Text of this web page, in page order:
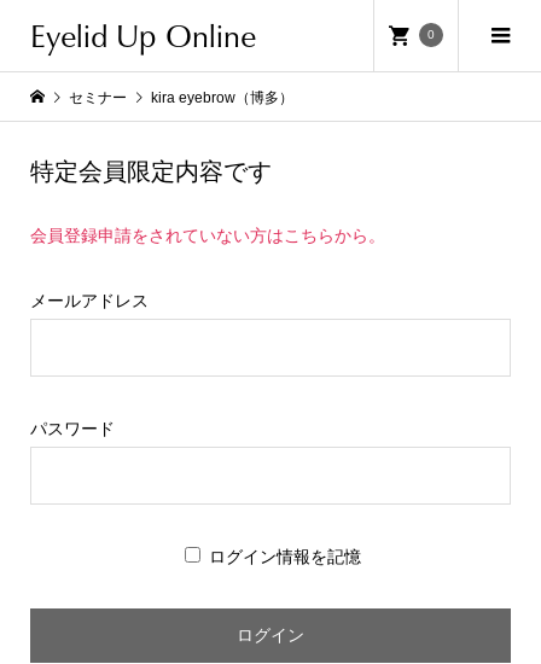
Eyelid Up Online 0
セミナー kira eyebrow（博多）
特定会員限定内容です
会員登録申請をされていない方はこちらから。
メールアドレス
パスワード
ログイン情報を記憶